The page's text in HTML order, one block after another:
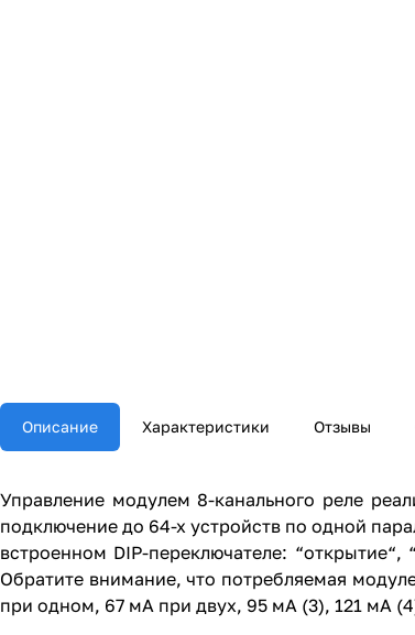
Описание Характеристики Отзывы
Управление модулем 8-канального реле
подключение до 64-х устройств по одной
встроенном DIP-переключателе:
Обратите внимание, что потребляемая
при одном, 67 мА при двух, 95 мА (3), 121 мА